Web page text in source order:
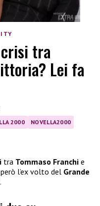
tra
Lei fa
2000 NOVELLA2000
tra Tommaso Franchi e
però l’ex volto del Grande